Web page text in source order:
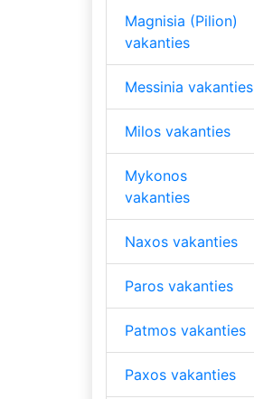
Magnisia (Pilion)
vakanties
Messinia vakanties
Milos vakanties
Mykonos
vakanties
Naxos vakanties
Paros vakanties
Patmos vakanties
Paxos vakanties